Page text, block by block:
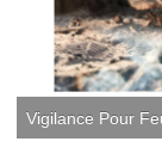
Vigilance Pour